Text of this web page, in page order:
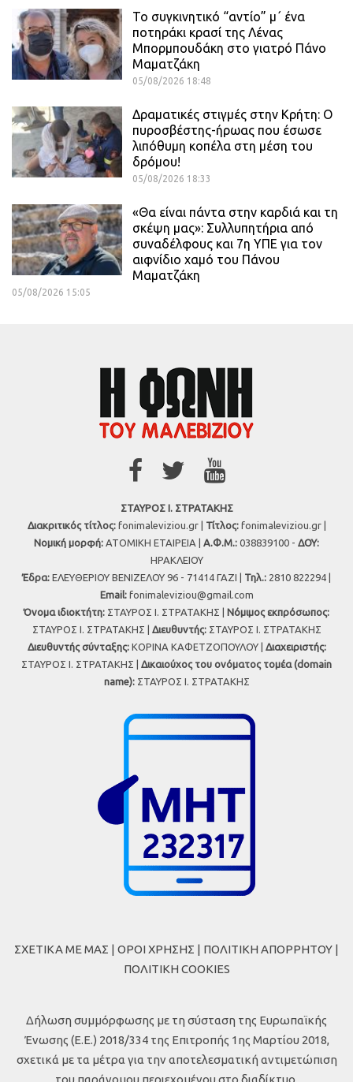
Το συγκινητικό “αντίο” μ΄ ένα
ποτηράκι κρασί της Λένας
Μπορμπουδάκη στο γιατρό Πάνο
Μαματζάκη
05/08/2026 18:48
Δραματικές στιγμές στην Κρήτη: Ο
πυροσβέστης-ήρωας που έσωσε
λιπόθυμη κοπέλα στη μέση του
δρόμου!
05/08/2026 18:33
«Θα είναι πάντα στην καρδιά και τη
σκέψη μας»: Συλλυπητήρια από
συναδέλφους και 7η ΥΠΕ για τον
αιφνίδιο χαμό του Πάνου
Μαματζάκη
05/08/2026 15:05
ΣΤΑΥΡΟΣ Ι. ΣΤΡΑΤΑΚΗΣ
Διακριτικός τίτλος:fonimaleviziou.gr | Τίτλος:fonimaleviziou.gr |
Νομική μορφή: ΑΤΟΜΙΚΗ ΕΤΑΙΡΕΙΑ | Α.Φ.Μ.: 038839100 - ΔΟΥ:
ΗΡΑΚΛΕΙΟΥ
Έδρα: ΕΛΕΥΘΕΡΙΟΥ ΒΕΝΙΖΕΛΟΥ 96 - 71414 ΓΑΖΙ | Τηλ.: 2810 822294 |
Εmail: fonimaleviziou@gmail.com
Όνομα ιδιοκτήτη: ΣΤΑΥΡΟΣ Ι. ΣΤΡΑΤΑΚΗΣ | Νόμιμος εκπρόσωπος:
ΣΤΑΥΡΟΣ Ι. ΣΤΡΑΤΑΚΗΣ | Διευθυντής:ΣΤΑΥΡΟΣ Ι. ΣΤΡΑΤΑΚΗΣ
Διευθυντής σύνταξης:ΚΟΡΙΝΑ ΚΑΦΕΤΖΟΠΟΥΛΟΥ | Διαχειριστής:
ΣΤΑΥΡΟΣ Ι. ΣΤΡΑΤΑΚΗΣ | Δικαιούχος του ονόματος τομέα (domain
name):ΣΤΑΥΡΟΣ Ι. ΣΤΡΑΤΑΚΗΣ
ΣΧΕΤΙΚΑ ΜΕ ΜΑΣ | ΟΡΟΙ ΧΡΗΣΗΣ | ΠΟΛΙΤΙΚΗ ΑΠΟΡΡΗΤΟΥ |
ΠΟΛΙΤΙΚΗ COOKIES
Δήλωση συμμόρφωσης με τη σύσταση της Ευρωπαϊκής
Ένωσης (Ε.Ε.) 2018/334 της Επιτροπής 1ης Μαρτίου 2018,
σχετικά με τα μέτρα για την αποτελεσματική αντιμετώπιση
του παράνομου περιεχομένου στο διαδίκτυο.